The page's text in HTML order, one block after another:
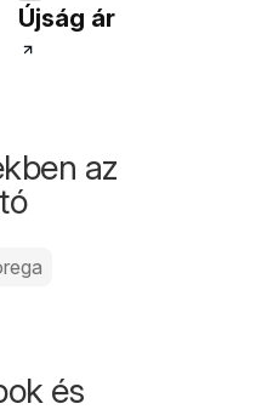
Újság ár
az
és